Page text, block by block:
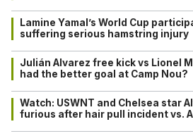
Lamine Yamal’s World Cup
suffering serious hamstring injury
Julián Alvarez free kick vs Lionel
had the better goal at Camp Nou?
Watch: USWNT and Chelsea star
furious after hair pull incident vs.